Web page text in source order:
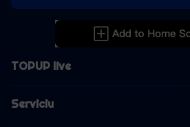
TOPUP live
Serviciu